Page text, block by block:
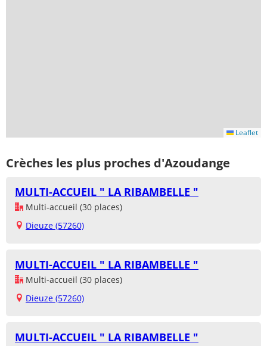
Leaflet
Crèches les plus proches d'Azoudange
MULTI-ACCUEIL " LA RIBAMBELLE "
Multi-accueil (30 places)
Dieuze (57260)
MULTI-ACCUEIL " LA RIBAMBELLE "
Multi-accueil (30 places)
Dieuze (57260)
MULTI-ACCUEIL " LA RIBAMBELLE "